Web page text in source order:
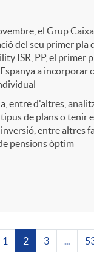
el Grup
del seu primer pla
ISR, PP, el primer
a incorporar
entre d'altres,
de plans o tenir
entre altres
pensions òptim
Pàgina
1 Pàgina
2 Pàgina
3 ...